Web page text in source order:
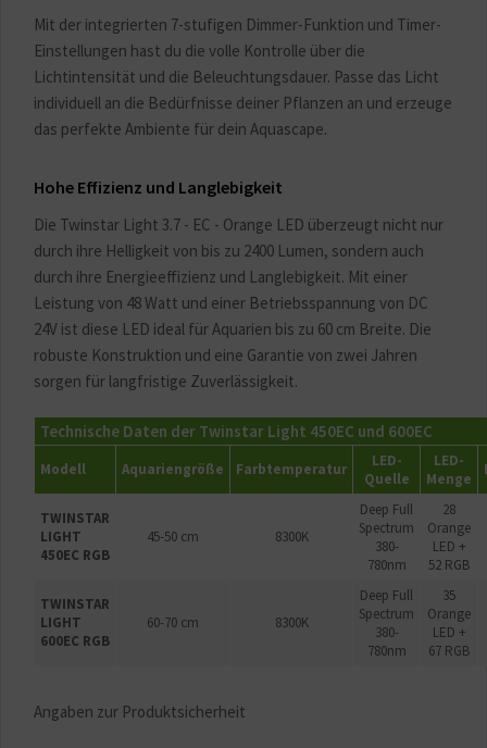
Mit der integrierten 7-stufigen Dimmer-Funktion und Timer-
Einstellungen hast du die volle Kontrolle über die
Lichtintensität und die Beleuchtungsdauer. Passe das Licht
individuell an die Bedürfnisse deiner Pflanzen an und erzeuge
das perfekte Ambiente für dein Aquascape.
Hohe Effizienz und Langlebigkeit
Die Twinstar Light 3.7 - EC - Orange LED überzeugt nicht nur
durch ihre Helligkeit von bis zu 2400 Lumen, sondern auch
durch ihre Energieeffizienz und Langlebigkeit. Mit einer
Leistung von 48 Watt und einer Betriebsspannung von DC
24V ist diese LED ideal für Aquarien bis zu 60 cm Breite. Die
robuste Konstruktion und eine Garantie von zwei Jahren
sorgen für langfristige Zuverlässigkeit.
Technische Daten der Twinstar Light 450EC und 600EC
Modell Aquariengröße Farbtemperatur
LED-
Quelle
LED-
Menge
TWINSTAR
LIGHT
450EC RGB
45-50 cm 8300K
Deep Full
Spectrum
380-
780nm
28
Orange
LED +
52 RGB
TWINSTAR
LIGHT
600EC RGB
60-70 cm 8300K
Deep Full
Spectrum
380-
780nm
35
Orange
LED +
67 RGB
Angaben zur Produktsicherheit